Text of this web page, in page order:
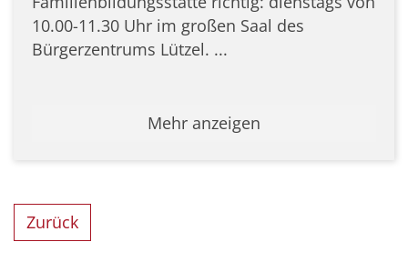
10.00-11.30 Uhr im großen Saal des
Bürgerzentrums Lützel. ...
Mehr anzeigen
Zurück